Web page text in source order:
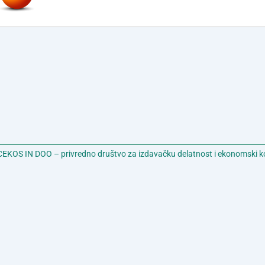
IN DOO – privredno društvo za izdavačku delatnost i ekonomski